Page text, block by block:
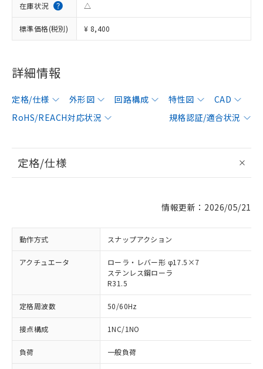
在庫状況 △
標準価格(税別) ¥ 8,400
詳細情報
定格/仕様 外形図 回路構成 特性図
CAD
RoHS/REACH対応状況
規格認証/適合状況
定格/仕様
情報更新：2026/05/21
動作方式 スナップアクション
アクチュエータ
ローラ・レバー形 φ17.5×7
ステンレス鋼ローラ
R31.5
定格周波数 50/60Hz
接点構成 1NC/1NO
負荷 一般負荷